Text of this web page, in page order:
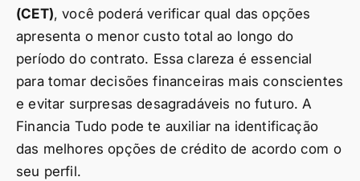
(CET), você poderá verificar qual das opções
apresenta o menor custo total ao longo do
período do contrato. Essa clareza é essencial
para tomar decisões financeiras mais conscientes
e evitar surpresas desagradáveis no futuro. A
Financia Tudo pode te auxiliar na identificação
das melhores opções de crédito de acordo com o
seu perfil.